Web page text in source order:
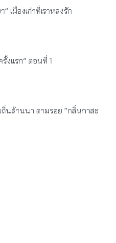
” เมืองเก่าที่เราหลงรัก
รั้งแรก” ตอนที่ 1
ถิ่นล้านนา ตามรอย “กลิ่นกาสะ